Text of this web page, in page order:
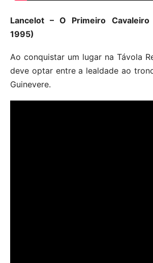
Lancelot – O Primeiro
1995)
Ao conquistar um lugar na Távola
deve optar entre a lealdade ao
Guinevere.